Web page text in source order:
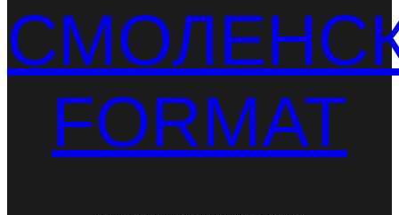
FORMAT